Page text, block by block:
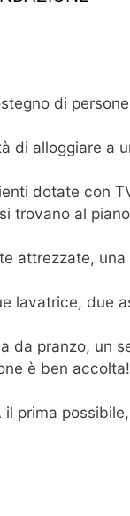
di
di alloggiare a
dotate con
trovano al
attrezzate,
lavatrice, due
da pranzo, un
è ben accolta!
prima